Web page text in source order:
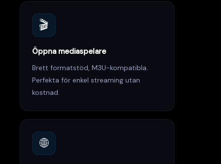
🎬
Öppna mediaspelare
Brett formatstöd, M3U-kompatibla.
Perfekta för enkel streaming utan
kostnad.
🌐